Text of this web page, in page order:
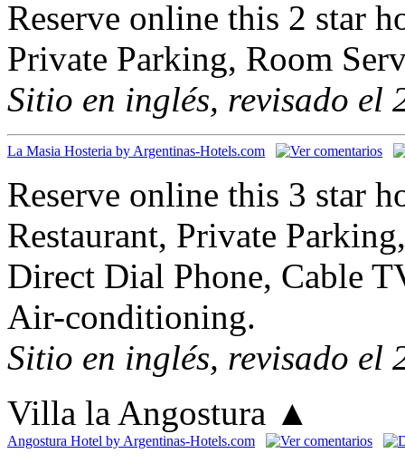
Reserve online this 2 star
Private Parking, Room
Sitio en inglés, revisado el
La Masia Hosteria by Argentinas-Hotels.com
Reserve online this 3 star
Restaurant, Private
Direct Dial Phone, Cable
Air-conditioning.
Sitio en inglés, revisado el
Villa la Angostura ▲
Angostura Hotel by Argentinas-Hotels.com